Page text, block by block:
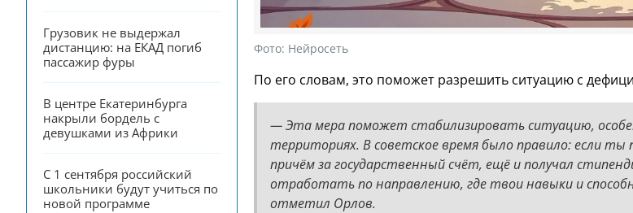
Грузовик не выдержал
дистанцию: на ЕКАД погиб
пассажир фуры
В центре Екатеринбурга
накрыли бордель с
девушками из Африки
С 1 сентября российский
школьники будут учиться по
новой программе
Фото: Нейросеть
По его словам, это поможет разрешить ситуацию с
— Эта мера поможет стабилизировать ситуацию,
территориях. В советское время было правило: если ты
причём за государственный счёт, ещё и получал
отработать по направлению, где твои навыки и
отметил Орлов.